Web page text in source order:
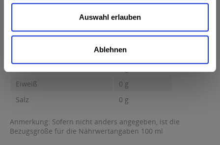
Auswahl erlauben
Ablehnen
Brennwert
44 kcal / 184 kJ
0 g
davon gesättigte Fettsäuren
0 g
3 g
Eiweiß
0 g
Salz
0 g
Anmerkung: Sofern nicht anders angegeben, ist die
Bezugsgröße für die Nährwertangaben 100 ml